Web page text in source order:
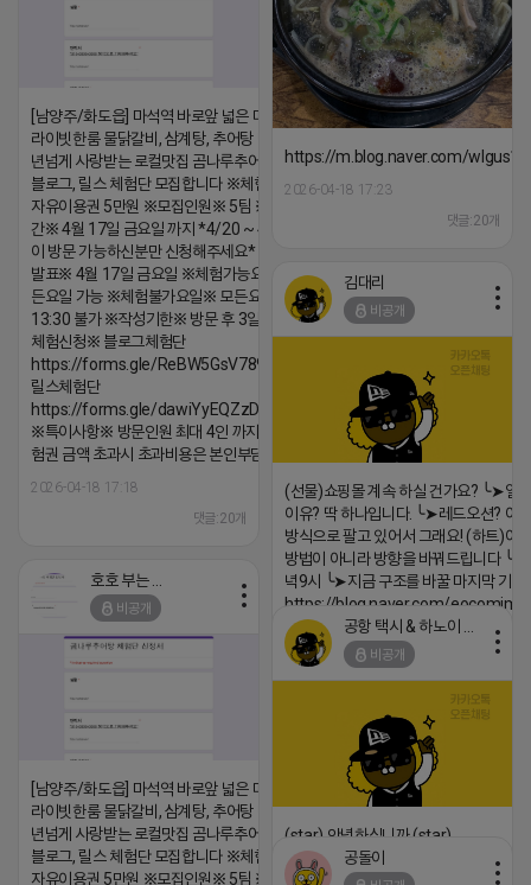
https://m.blog.naver.com/
2026-04-18 17:23
댓글:20개
[남양주/화도읍] 마석역 바로앞 넓은 매장과, 프
라이빗한룸 물닭갈비, 삼계탕, 추어탕 맛집 10
년넘게 사랑받는 로컬맛집 곰나루추어탕에서
블로그, 릴스 체험단 모집합니다 ※체험메뉴※
자유이용권 5만원 ※모집인원※ 5팀 ※모집기
간※ 4월 17일 금요일 까지 *4/20 ~ 4/26 사
이 방문 가능하신분만 신청해주세요* ※체험단
발표※ 4월 17일 금요일 ※체험가능요일※ 모
든요일 가능 ※체험불가요일※ 모든요일 12 ~
13:30 불가 ※작성기한※ 방문 후 3일 이내 ※
체험신청※ 블로그체험단
https://forms.gle/ReBW5GsV789ur2Pz6
릴스체험단
https://forms.gle/dawiYyEQZzDdqf8W8
※특이사항※ 방문인원 최대 4인 까지 가능 체
험권 금액 초과시 초과비용은 본인부담입니다.
2026-04-18 17:18
댓글:20개
김대리
비공개
(선물)쇼핑몰 계속 하실 건가요? ╰➤열
이유? 딱 하나입니다. ╰➤레드오션? 아
방식으로 팔고 있어서 그래요! (하트)이
방법이 아니라 방향을 바꿔드립니다
녁9시 ╰➤지금 구조를 바꿀 마지막 기회
https://blog.naver.com/eocomim/
2026-04-18 17:15
비공개
[남양주/화도읍] 마석역 바로앞 넓은 매장과, 프
라이빗한룸 물닭갈비, 삼계탕, 추어탕 맛집 10
년넘게 사랑받는 로컬맛집 곰나루추어탕에서
블로그, 릴스 체험단 모집합니다 ※체험메뉴※
자유이용권 5만원 ※모집인원※ 5팀 ※모집기
비공개
(star) 안녕하십니까 (star)
2026-04-18 17:12
공돌이